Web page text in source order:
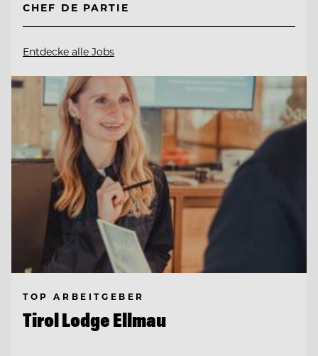
CHEF DE PARTIE
Entdecke alle Jobs
TOP ARBEITGEBER
Tirol Lodge Ellmau